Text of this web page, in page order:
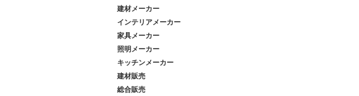
建材メーカー
インテリアメーカー
家具メーカー
照明メーカー
キッチンメーカー
建材販売
総合販売